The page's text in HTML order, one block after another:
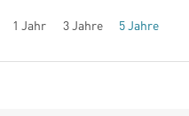
1 Jahr 3 Jahre 5 Jahre